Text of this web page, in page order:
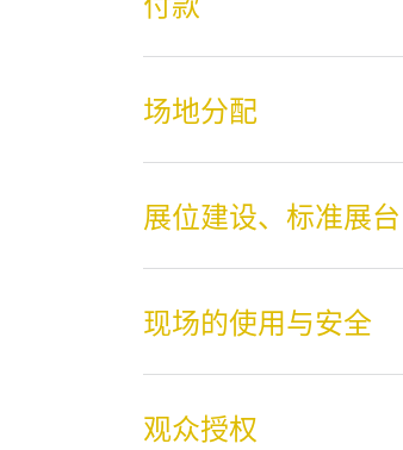
场地分配
展位建设、标准展台
现场的使用与安全
观众授权